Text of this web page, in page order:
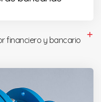
financiero y bancario